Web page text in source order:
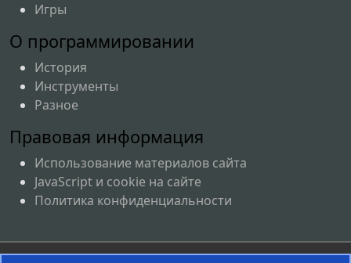
Игры
О программировании
История
Инструменты
Разное
Правовая информация
Использование материалов сайта
JavaScript и cookie на сайте
Политика конфиденциальности